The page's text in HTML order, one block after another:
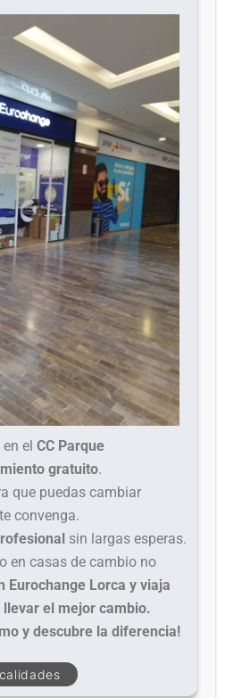
en elCC Parque
gratuito.
que puedas cambiar
convenga.
sin largas esperas.
en casas de cambio no
Eurochange Lorca y viaja
el mejor cambio.
y descubre la diferencia!